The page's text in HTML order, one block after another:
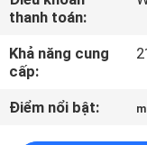
KIỂM
SOÁT
CHẤT
LƯỢNG
thanh toán:
Khả năng cung
cấp:
Điểm nổi bật: